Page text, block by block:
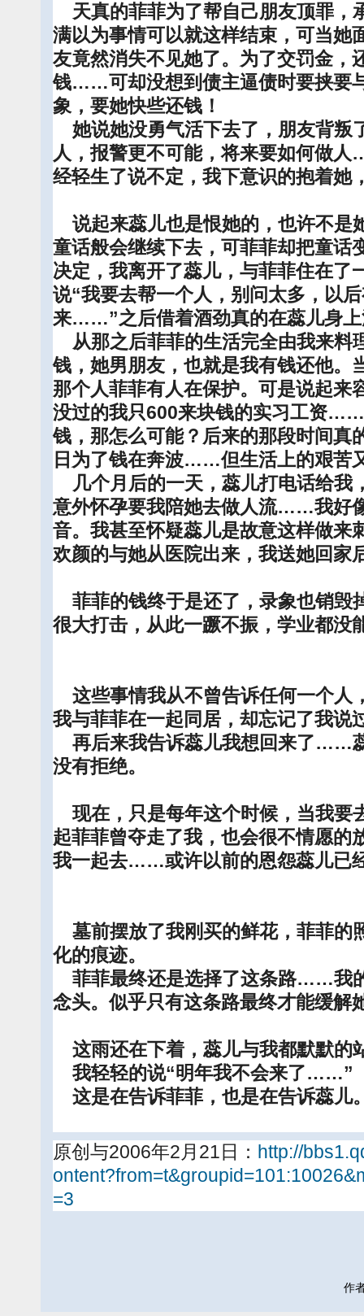
天真的菲菲为了帮自己朋友顶罪，
满以为事情可以就这样结束，可当她
友竟然消失不见她了。为了交罚金，
钱……可却没想到债主逼债时要挟要
象，要她快些还钱！
她说她没勇气活下去了，朋友背叛
人，报警更不可能，将来要如何做
经轻生了说不定，我下意识的抱着
说起来蕊儿也是恨她的，也许不是
童话般会继续下去，可菲菲却把童话
决定，我离开了蕊儿，与菲菲住在了
说“我要去帮一个人，别问太多，以
来……”之后借着酒劲真的在蕊儿身
从那之后菲菲的生活完全由我来料
钱，她男朋友，也就是我有钱还他。
那个人菲菲有人在保护。可是说起来
没过的我只600来块钱的实习工资
钱，那怎么可能？后来的那段时间真
日为了钱在奔波……但生活上的艰苦
几个月后的一天，蕊儿打电话给我
意外怀孕要我陪她去做人流……我好
音。我甚至怀疑蕊儿是故意这样做来
欢颜的与她从医院出来，我送她回
菲菲的钱终于是还了，录象也销毁
很大打击，从此一蹶不振，学业都
这些事情我从不曾告诉任何一个人
我与菲菲在一起同居，却忘记了我
再后来我告诉蕊儿我想回来了……
没有拒绝。
现在，只是每年这个时候，当我要
起菲菲曾夺走了我，也会很不情愿的
我一起去……或许以前的恩怨蕊儿已
墓前摆放了我刚买的鲜花，菲菲的
化的痕迹。
菲菲最终还是选择了这条路……我
念头。似乎只有这条路最终才能缓解
这雨还在下着，蕊儿与我都默默的
我轻轻的说“明年我不会来了……”
这是在告诉菲菲，也是在告诉蕊儿
原创与2006年2月21日： http://
=3
作